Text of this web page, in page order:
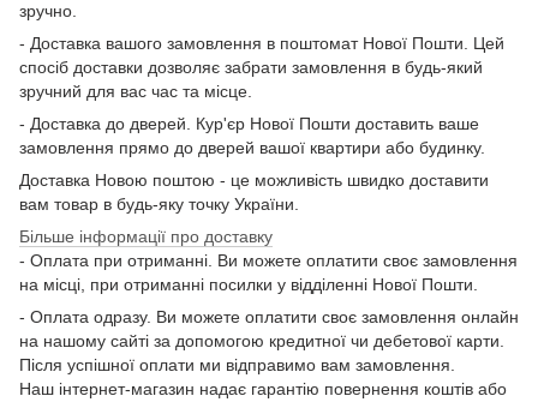
зручно.
- Доставка вашого замовлення в поштомат Нової Пошти. Цей
спосіб доставки дозволяє забрати замовлення в будь-який
зручний для вас час та місце.
- Доставка до дверей. Кур'єр Нової Пошти доставить ваше
замовлення прямо до дверей вашої квартири або будинку.
Доставка Новою поштою - це можливість швидко доставити
вам товар в будь-яку точку України.
Більше інформації про доставку
- Оплата при отриманні. Ви можете оплатити своє замовлення
на місці, при отриманні посилки у відділенні Нової Пошти.
- Оплата одразу. Ви можете оплатити своє замовлення онлайн
на нашому сайті за допомогою кредитної чи дебетової карти.
Після успішної оплати ми відправимо вам замовлення.
Наш інтернет-магазин надає гарантію повернення коштів або